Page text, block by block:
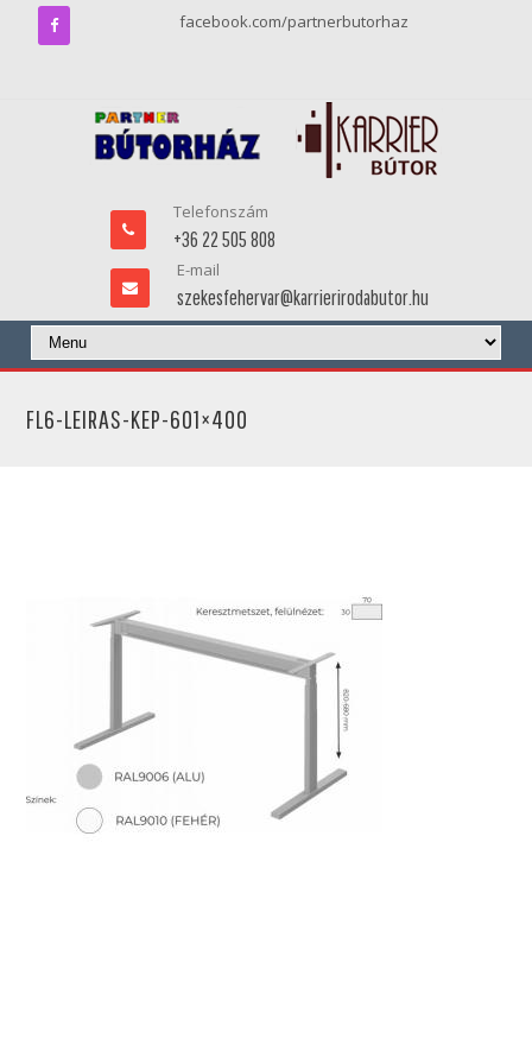
facebook.com/partnerbutorhaz
Telefonszám
+36 22 505 808
E-mail
szekesfehervar@karrierirodabutor.hu
FL6-LEIRAS-KEP-601×400